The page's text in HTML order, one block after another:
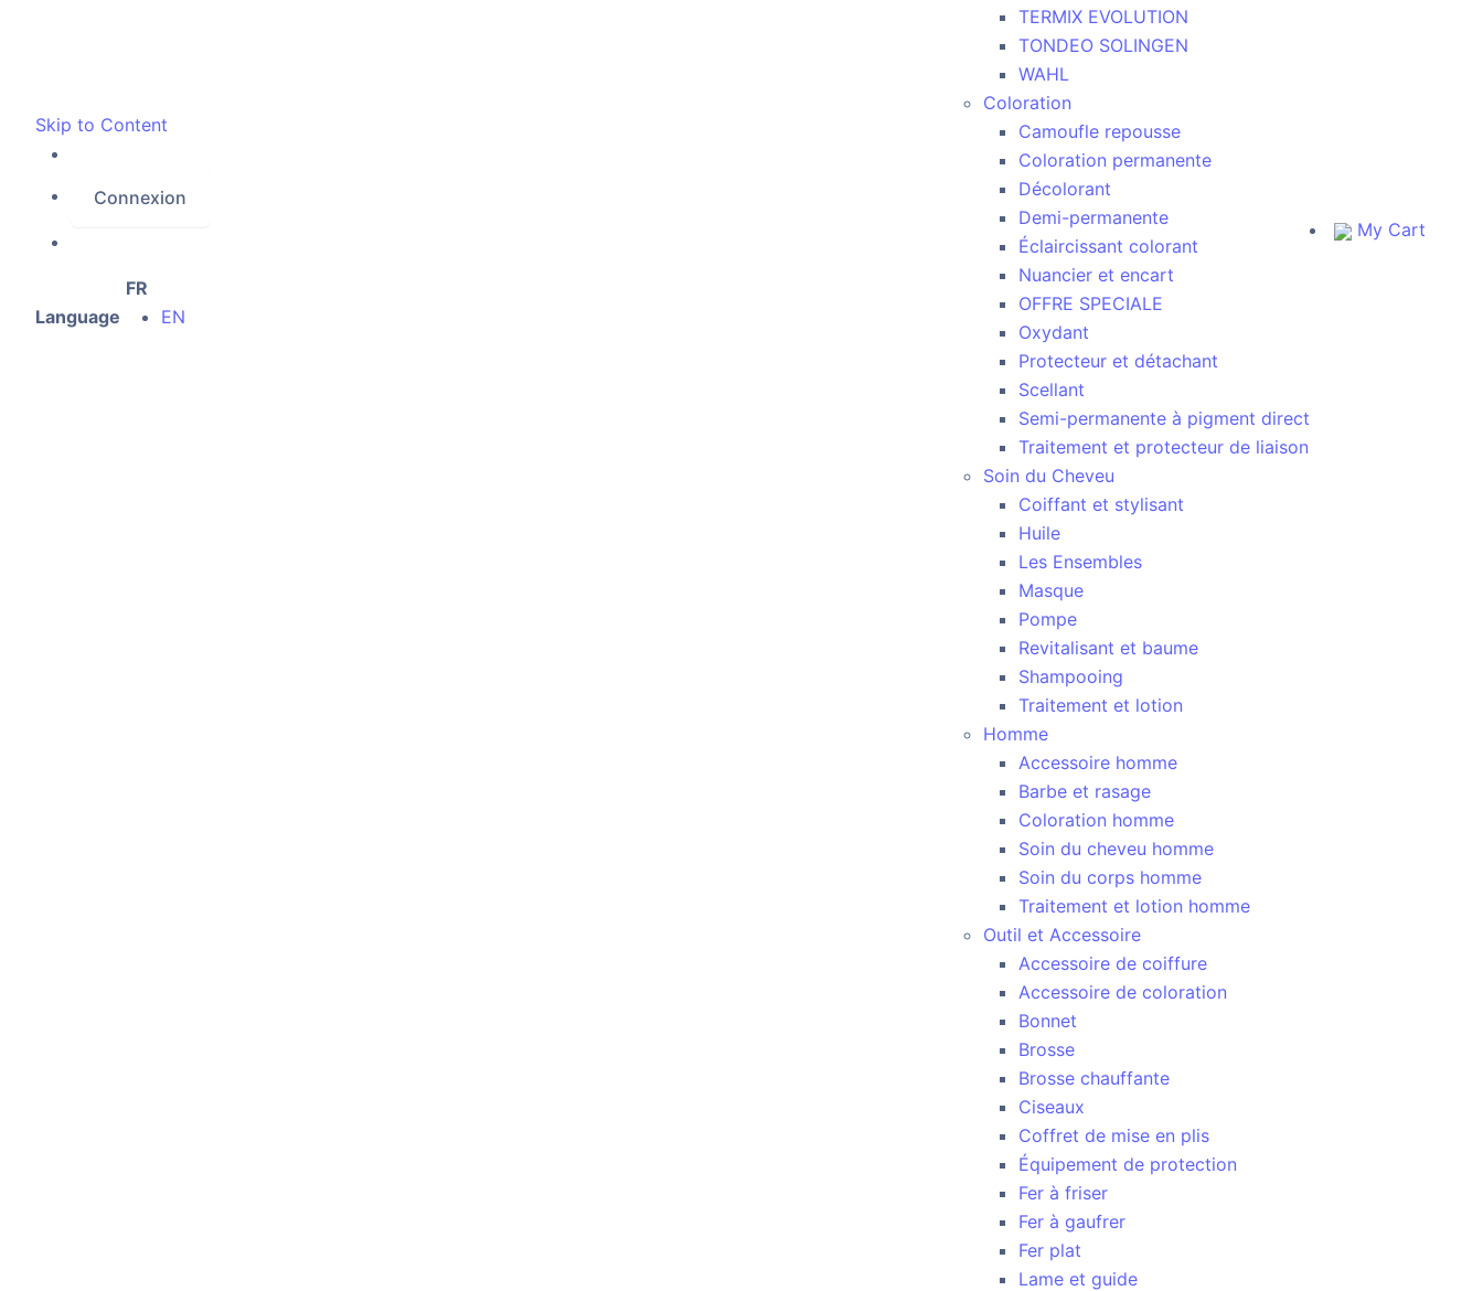
Skip to Content
Connexion
Language
FR
EN
My Cart
TERMIX EVOLUTION
TONDEO SOLINGEN
WAHL
Coloration
Camoufle repousse
Coloration permanente
Décolorant
Demi-permanente
Éclaircissant colorant
Nuancier et encart
OFFRE SPECIALE
Oxydant
Protecteur et détachant
Scellant
Semi-permanente à pigment direct
Traitement et protecteur de liaison
Soin du Cheveu
Coiffant et stylisant
Huile
Les Ensembles
Masque
Pompe
Revitalisant et baume
Shampooing
Traitement et lotion
Homme
Accessoire homme
Barbe et rasage
Coloration homme
Soin du cheveu homme
Soin du corps homme
Traitement et lotion homme
Outil et Accessoire
Accessoire de coiffure
Accessoire de coloration
Bonnet
Brosse
Brosse chauffante
Ciseaux
Coffret de mise en plis
Équipement de protection
Fer à friser
Fer à gaufrer
Fer plat
Lame et guide